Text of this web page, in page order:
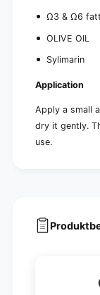
Ω3 & Ω6
OLIVE OIL
Sylimarin
Application
Apply a small
dry it gently.
use.